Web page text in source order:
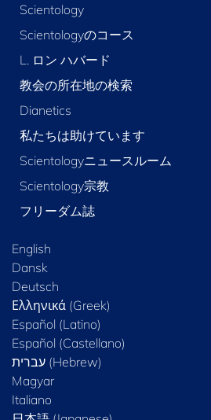
Scientology
Scientologyのコース
L. ロン ハバード
教会の所在地の検索
Dianetics
私たちは助けています
Scientologyニュースルーム
Scientology宗教
フリーダム誌
English
Dansk
Deutsch
Ελληνικά (Greek)
Español (Latino)
Español (Castellano)
Magyar
Italiano